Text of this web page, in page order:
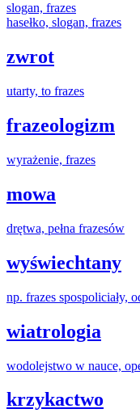
slogan, frazes
hasełko, slogan, frazes
zwrot
utarty, to frazes
frazeologizm
wyrażenie, frazes
mowa
drętwa, pełna frazesów
wyświechtany
np. frazes spospoliciały,
wiatrologia
wodolejstwo w nauce,
krzykactwo